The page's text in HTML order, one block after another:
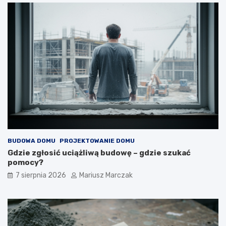
ś
BUDOWA DOMU PROJEKTOWANIE DOMU
Gdzie zgłosić uciążliwą budowę – gdzie szukać
pomocy?
7 sierpnia 2026 Mariusz Marczak